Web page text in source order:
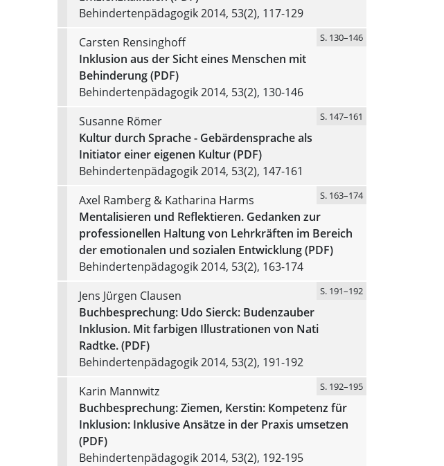
Behindertenpädagogik 2014, 53(2), 117-129
Carsten Rensinghoff
S. 130–146
Inklusion aus der Sicht eines Menschen mit
Behinderung (PDF)
Behindertenpädagogik 2014, 53(2), 130-146
Susanne Römer
S. 147–161
Kultur durch Sprache - Gebärdensprache als
Initiator einer eigenen Kultur (PDF)
Behindertenpädagogik 2014, 53(2), 147-161
Axel Ramberg & Katharina Harms
S. 163–174
Mentalisieren und Reflektieren. Gedanken zur
professionellen Haltung von Lehrkräften im Bereich
der emotionalen und sozialen Entwicklung (PDF)
Behindertenpädagogik 2014, 53(2), 163-174
Jens Jürgen Clausen
S. 191–192
Buchbesprechung: Udo Sierck: Budenzauber
Inklusion. Mit farbigen Illustrationen von Nati
Radtke. (PDF)
Behindertenpädagogik 2014, 53(2), 191-192
Karin Mannwitz
S. 192–195
Buchbesprechung: Ziemen, Kerstin: Kompetenz für
Inklusion: Inklusive Ansätze in der Praxis umsetzen
(PDF)
Behindertenpädagogik 2014, 53(2), 192-195